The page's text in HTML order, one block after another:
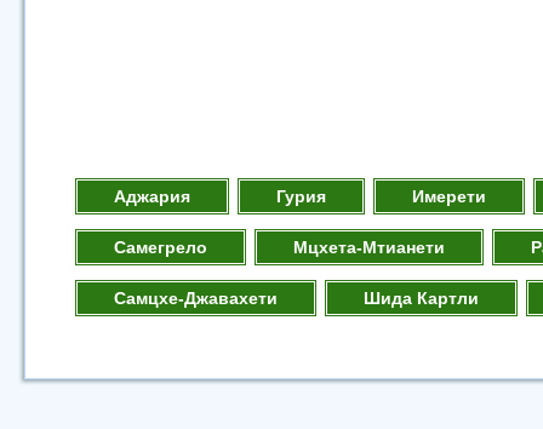
Аджария Гурия Имерети
Самегрело Мцхета-Мтианети
Самцхе-Джавахети Шида Картли